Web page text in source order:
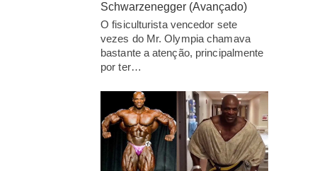
Schwarzenegger (Avançado)
O fisiculturista vencedor sete
vezes do Mr. Olympia chamava
bastante a atenção, principalmente
por ter…